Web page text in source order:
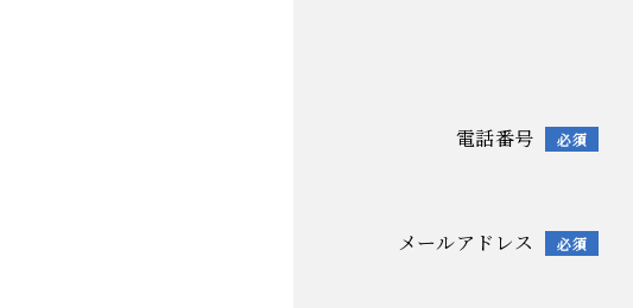
電話番号 必須
メールアドレス 必須